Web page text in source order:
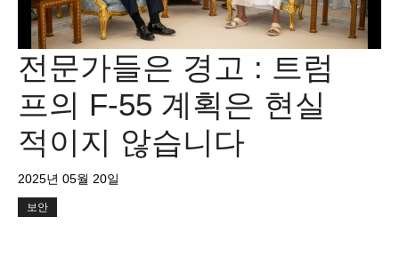
전문가들은 경고 : 트럼
프의 F-55 계획은 현실
적이지 않습니다
2025년 05월 20일
보안